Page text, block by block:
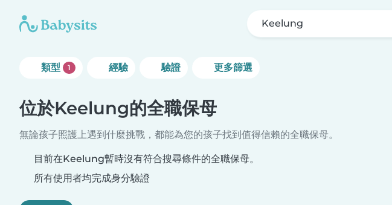
Keelung
類型 1 經驗 驗證 更多篩選
位於Keelung的全職保母
無論孩子照護上遇到什麼挑戰，都能為您的孩子找到值得信賴的全職保母。
目前在Keelung暫時沒有符合搜尋條件的全職保母。
所有使用者均完成身分驗證